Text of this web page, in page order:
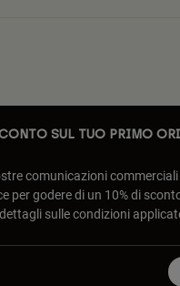
SUL TUO PRIMO
comunicazioni
per godere di un 10% di
sulle condizioni